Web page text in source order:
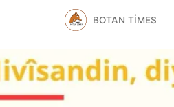
BOTAN TIMES